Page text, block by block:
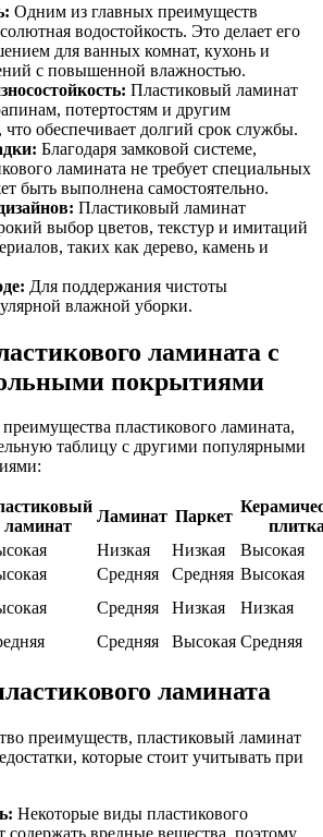
Одним из главных преимуществ
водостойкость. Это делает его
для ванных комнат, кухонь и
с повышенной влажностью.
Пластиковый ламинат
потертостям и другим
обеспечивает долгий срок службы.
Благодаря замковой системе,
ламината не требует специальных
быть выполнена самостоятельно.
Пластиковый ламинат
выбор цветов, текстур и имитаций
таких как дерево, камень и
Для поддержания чистоты
влажной уборки.
ламината с
покрытиями
пластикового ламината,
таблицу с другими популярными
ламинат
Ламинат Паркет
Низкая Низкая
Высокая
Средняя Средняя Высокая
Средняя Низкая
Низкая
Средняя Высокая Средняя
ламината
преимуществ, пластиковый ламинат
которые стоит учитывать при
Некоторые виды пластикового